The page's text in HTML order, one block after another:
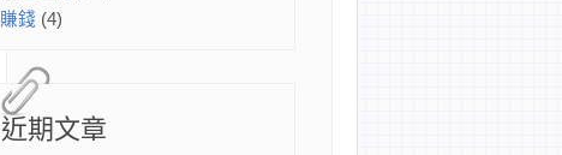
賺錢 (4)
近期文章